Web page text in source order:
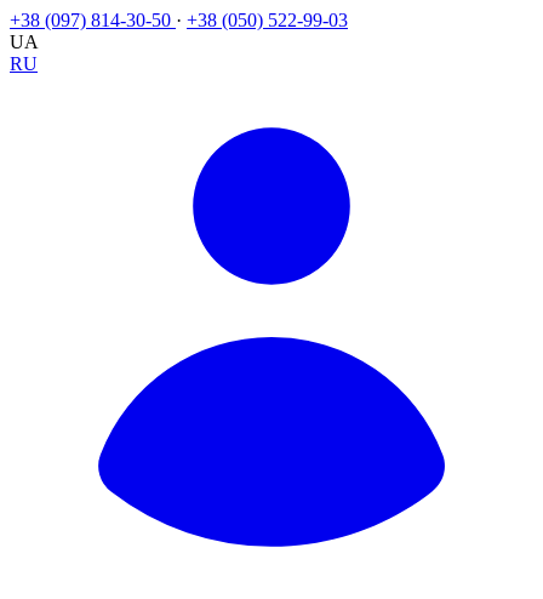
+38 (097) 814-30-50 · +38 (050) 522-99-03
UA
RU